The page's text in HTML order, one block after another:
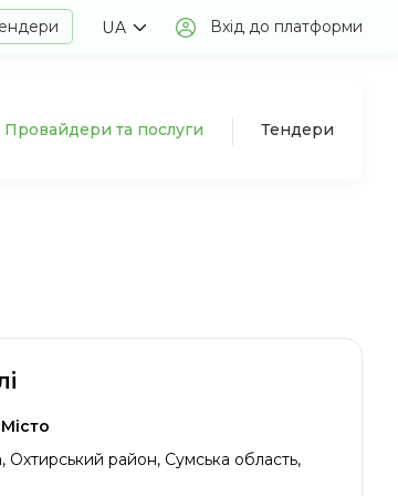
UA Вхід до платформи
Провайдери та послуги Тендери
Охтирський район, Сумська область,